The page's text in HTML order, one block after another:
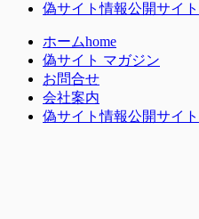
偽サイト情報公開サイト
ホームhome
偽サイト マガジン
お問合せ
会社案内
偽サイト情報公開サイト